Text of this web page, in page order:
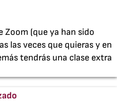
Zoom (que ya han sido
las veces que quieras y en
tendrás una clase extra